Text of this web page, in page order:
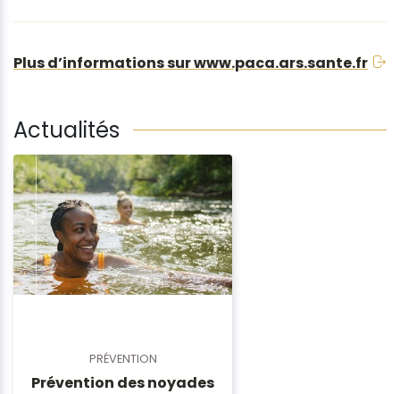
Plus d’informations sur www.paca.ars.sante.fr
Actualités
PRÉVENTION
Prévention des noyades